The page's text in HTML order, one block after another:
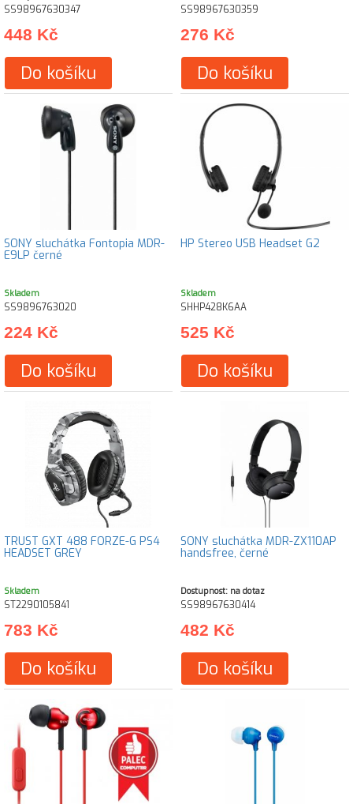
SS98967630347
448 Kč
Do košíku
SS98967630359
276 Kč
Do košíku
SONY sluchátka Fontopia MDR-
E9LP černé
Skladem
SS9896763020
224 Kč
Do košíku
HP Stereo USB Headset G2
Skladem
SHHP428K6AA
525 Kč
Do košíku
TRUST GXT 488 FORZE-G PS4
HEADSET GREY
Skladem
ST2290105841
783 Kč
Do košíku
SONY sluchátka MDR-ZX110AP
handsfree, černé
Dostupnost: na dotaz
SS98967630414
482 Kč
Do košíku